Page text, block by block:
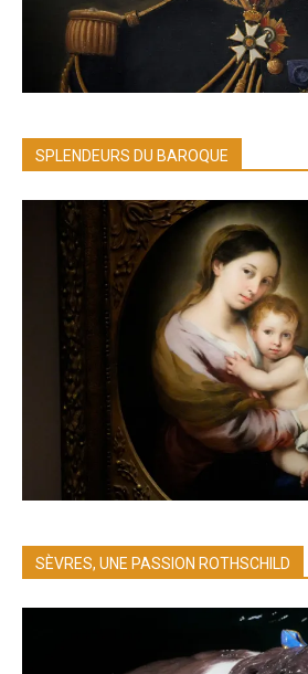
SPLENDEURS DU BAROQUE
SÈVRES, UNE PASSION ROTHSCHILD